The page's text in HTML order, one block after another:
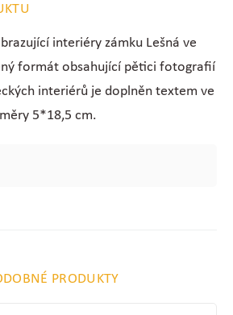
interiéry zámku Lešná ve
formát obsahující pětici fotografií
interiérů je doplněn textem ve
5*18,5 cm.
PRODUKTY